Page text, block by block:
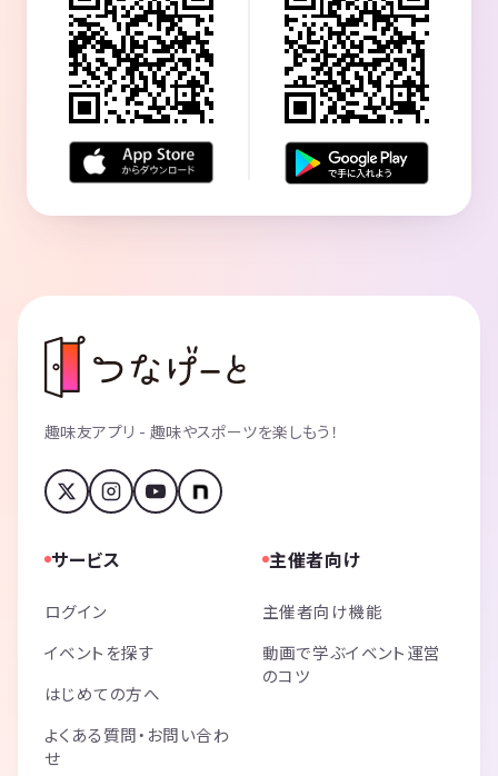
趣味友アプリ - 趣味やスポーツを楽しもう！
サービス
ログイン
イベントを探す
はじめての方へ
よくある質問・お問い合わ
せ
主催者向け
主催者向け機能
動画で学ぶイベント運営
のコツ